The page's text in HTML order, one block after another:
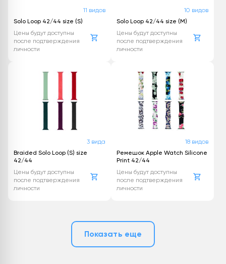
11 видов
Solo Loop 42/44 size (S)
Цены будут доступны
после подтверждения
личности
10 видов
Solo Loop 42/44 size (M)
Цены будут доступны
после подтверждения
личности
3 вида
Braided Solo Loop (S) size
42/44
Цены будут доступны
после подтверждения
личности
18 видов
Ремешок Apple Watch Silicone
Print 42/44
Цены будут доступны
после подтверждения
личности
Показать еще